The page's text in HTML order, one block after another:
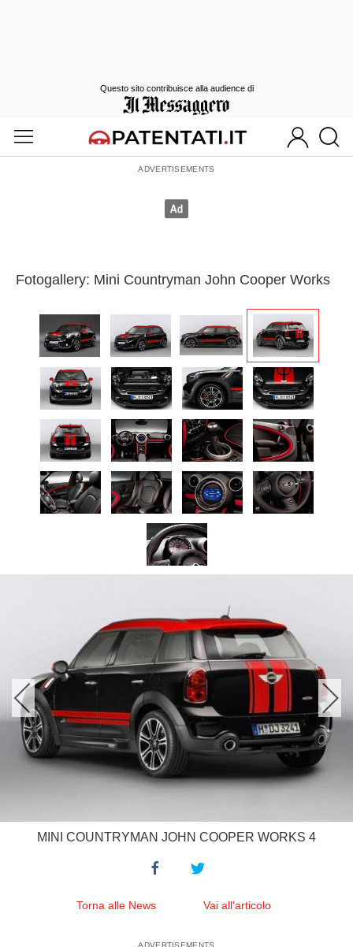
Fotogallery: Mini Countryman John Cooper Works
MINI COUNTRYMAN JOHN COOPER WORKS 4
Torna alle News Vai all'articolo
Questo sito contribuisce alla audience di